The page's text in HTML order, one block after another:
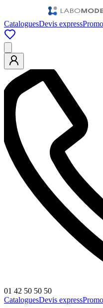
CataloguesDevis express
01 42 50 50 50
CataloguesDevis express